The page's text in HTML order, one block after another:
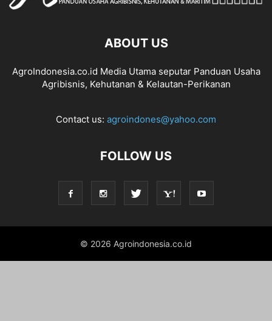
ABOUT US
AgroIndonesia.co.id Media Utama seputar Panduan Usaha
Agribisnis, Kehutanan & Kelautan-Perikanan
Contact us: agroindones@yahoo.com
FOLLOW US
© 2026 Agroindonesia.co.id